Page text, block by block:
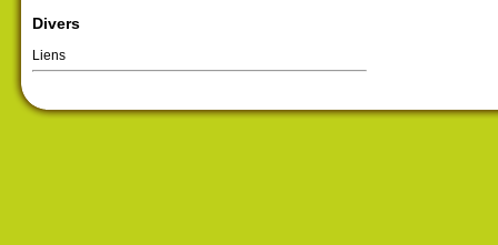
Divers
Liens